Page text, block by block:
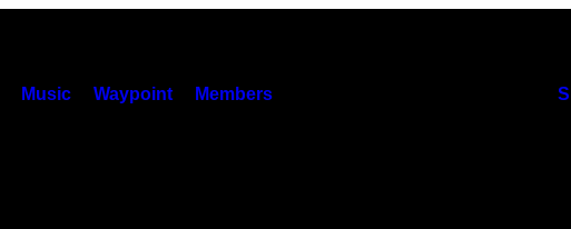
Music Waypoint Members